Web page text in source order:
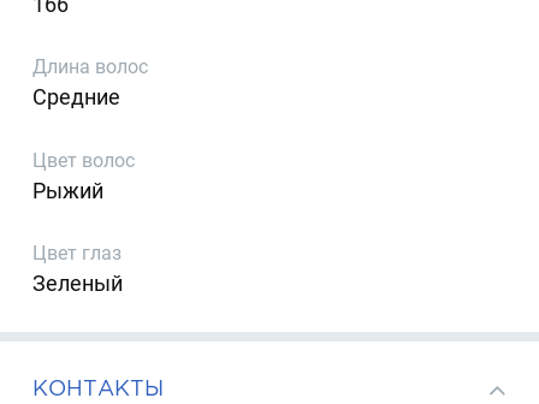
Длина волос
Средние
Цвет волос
Рыжий
Цвет глаз
Зеленый
КОНТАКТЫ